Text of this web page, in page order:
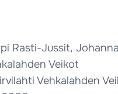
Rasti-Jussit,
Veikot
Vehkalahden